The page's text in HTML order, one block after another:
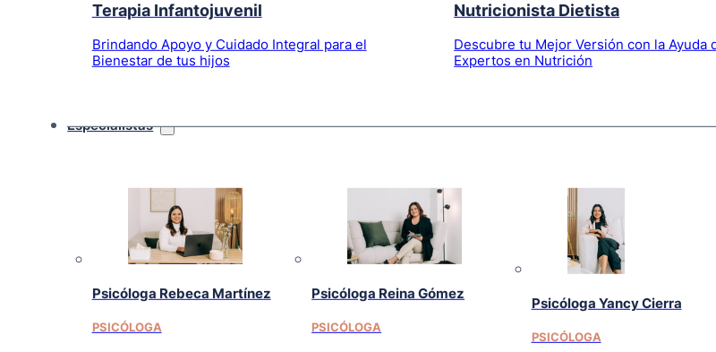
Terapia Infantojuvenil
Brindando Apoyo y Cuidado Integral para el
Bienestar de tus hijos
Nutricionista Dietista
Descubre tu Mejor Versión con la Ayuda
Expertos en Nutrición
Especialistas
Psicóloga Rebeca Martínez
PSICÓLOGA
Psicóloga Reina Gómez
PSICÓLOGA
Psicóloga Yancy Cierra
PSICÓLOGA